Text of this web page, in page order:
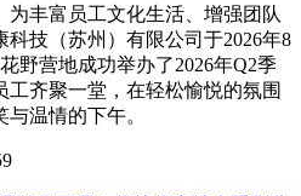
为丰富员工文化生活、增强团队
技（苏州）有限公司于2026年8
野营地成功举办了2026年Q2季
工齐聚一堂，在轻松愉悦的氛围
温情的下午。